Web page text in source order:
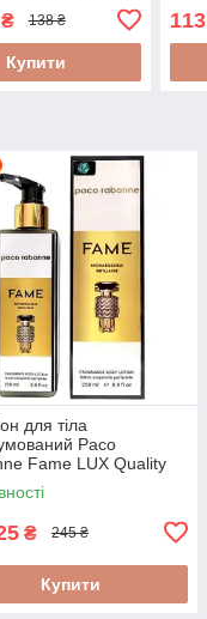
138 ₴
Купити
для тіла
Paco
Fame LUX Quality
₴ 245 ₴
Купити